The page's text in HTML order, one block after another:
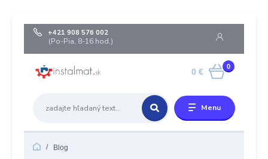
Menu
+421 908 576 002
(Po-Pia, 8-16 hod.)
0
0 €
Blog